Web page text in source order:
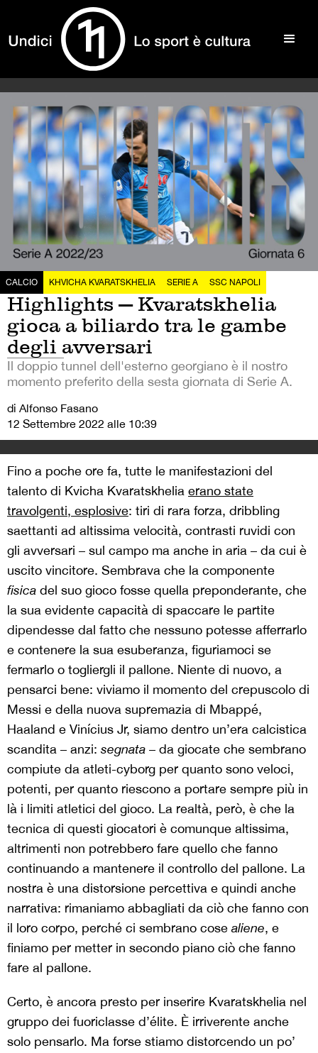
CALCIO KHVICHA KVARATSKHELIA SERIE A SSC NAPOLI
Highlights — Kvaratskhelia
gioca a biliardo tra le gambe
degli avversari
Il doppio tunnel dell'esterno georgiano è il nostro
momento preferito della sesta giornata di Serie A.
di Alfonso Fasano
12 Settembre 2022 alle 10:39
Fino a poche ore fa, tutte le manifestazioni del
talento di Kvicha Kvaratskhelia erano state
travolgenti, esplosive: tiri di rara forza, dribbling
saettanti ad altissima velocità, contrasti ruvidi con
gli avversari – sul campo ma anche in aria – da cui è
uscito vincitore. Sembrava che la componente
fisica del suo gioco fosse quella preponderante, che
la sua evidente capacità di spaccare le partite
dipendesse dal fatto che nessuno potesse afferrarlo
e contenere la sua esuberanza, figuriamoci se
fermarlo o togliergli il pallone. Niente di nuovo, a
pensarci bene: viviamo il momento del crepuscolo di
Messi e della nuova supremazia di Mbappé,
Haaland e Vinícius Jr, siamo dentro un’era calcistica
scandita – anzi: segnata – da giocate che sembrano
compiute da atleti-cyborg per quanto sono veloci,
potenti, per quanto riescono a portare sempre più in
là i limiti atletici del gioco. La realtà, però, è che la
tecnica di questi giocatori è comunque altissima,
altrimenti non potrebbero fare quello che fanno
continuando a mantenere il controllo del pallone. La
nostra è una distorsione percettiva e quindi anche
narrativa: rimaniamo abbagliati da ciò che fanno con
il loro corpo, perché ci sembrano cosealiene, e
finiamo per metter in secondo piano ciò che fanno
fare al pallone.
Certo, è ancora presto per inserire Kvaratskhelia nel
gruppo dei fuoriclasse d’élite. È irriverente anche
solo pensarlo. Ma forse stiamo distorcendo un po’